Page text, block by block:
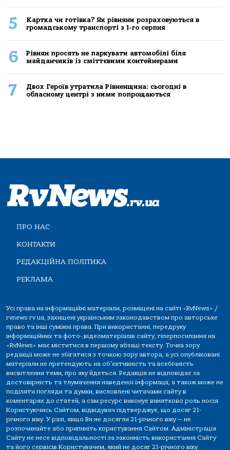
5
Картка чи готівка? Як рівняни розраховуються в
громадському транспорті з 1-го серпня
6
Рівнян просять не паркувати автомобілі біля
майданчиків із сміттєвими контейнерами
7
Двох Героїв утратила Рівненщина: сьогодні в
обласному центрі з ними попрощаються
ПРО НАС
КОНТАКТИ
РЕДАКЦІЙНА ПОЛІТИКА
РЕКЛАМА
Усі права на інформаційні матеріали, розміщені на сайті «RvNews» /
rvnews.rv.ua, захищені українським законодавством про авторське
право та інші суміжні права. При використанні, передруку
інформаційних та фото-,відеоматеріалів сайту, гіперпосилання на
«RvNews» має міститися в першому абзаці тексту. Точка зору
редакції може не збігатися з точкою зору автора, а усі опубліковані
матеріали не претендують на об'єктивність та всебічність
висвітлення теми, про яку йдеться. Редакція не відповідає за
достовірність та тлумачення наведеної інформації, а також може не
поділяти погляди та думки, висловлені читачами сайту в
коментарях до статей, а сам ресурс виконує винятково роль носія.
Користуючись Сайтом, відвідувач підтверджує, що досяг 21-
річного віку. У разі, якщо Ви не досягли 21-річного віку — не
розпочинайте або припиніть користування Сайтом. Адміністрація
Сайту не несе відповідальності за законність використання Сайту
та його сервісів Користувачем, який не досяг 21-річного віку.